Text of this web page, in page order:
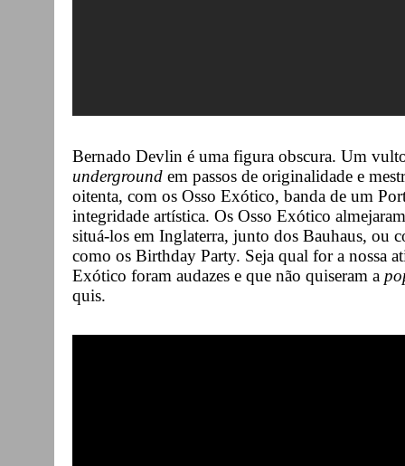
Bernado Devlin é uma figura obscura. Um
underground em passos de originalidade e
oitenta, com os Osso Exótico, banda de um
integridade artística. Os Osso Exótico
situá-los em Inglaterra, junto dos Bauhaus, ou
como os Birthday Party. Seja qual for a nossa
Exótico foram audazes e que não quiseram a
quis.